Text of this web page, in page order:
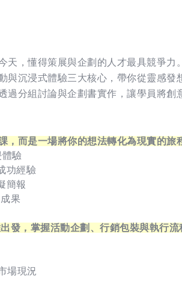
天，懂得策展與企劃的人才最具競爭力。
與沉浸式體驗三大核心，帶你從靈感發
過分組討論與企劃書實作，讓學員將創
，而是一場將你的想法轉化為現實的旅
驗
功經驗
簡報
果
發，掌握活動企劃、行銷包裝與執行流
場現況